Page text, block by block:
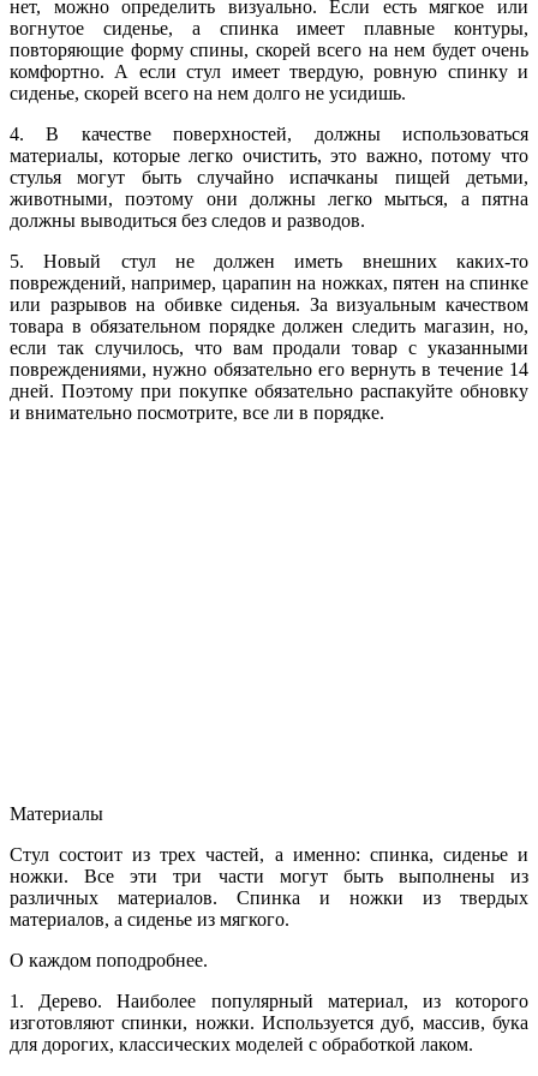
нет, можно определить визуально. Если есть мягкое или
вогнутое сиденье, а спинка имеет плавные контуры,
повторяющие форму спины, скорей всего на нем будет очень
комфортно. А если стул имеет твердую, ровную спинку и
сиденье, скорей всего на нем долго не усидишь.
4. В качестве поверхностей, должны использоваться
материалы, которые легко очистить, это важно, потому что
стулья могут быть случайно испачканы пищей детьми,
животными, поэтому они должны легко мыться, а пятна
должны выводиться без следов и разводов.
5. Новый стул не должен иметь внешних каких-то
повреждений, например, царапин на ножках, пятен на спинке
или разрывов на обивке сиденья. За визуальным качеством
товара в обязательном порядке должен следить магазин, но,
если так случилось, что вам продали товар с указанными
повреждениями, нужно обязательно его вернуть в течение 14
дней. Поэтому при покупке обязательно распакуйте обновку
и внимательно посмотрите, все ли в порядке.
Материалы
Стул состоит из трех частей, а именно: спинка, сиденье и
ножки. Все эти три части могут быть выполнены из
различных материалов. Спинка и ножки из твердых
материалов, а сиденье из мягкого.
О каждом поподробнее.
1. Дерево. Наиболее популярный материал, из которого
изготовляют спинки, ножки. Используется дуб, массив, бука
для дорогих, классических моделей с обработкой лаком.